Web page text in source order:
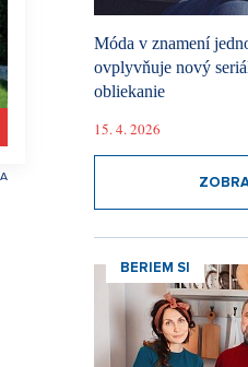
Móda v znamení
ovplyvňuje nový
obliekanie
15. 4. 2026
BERIEM SI